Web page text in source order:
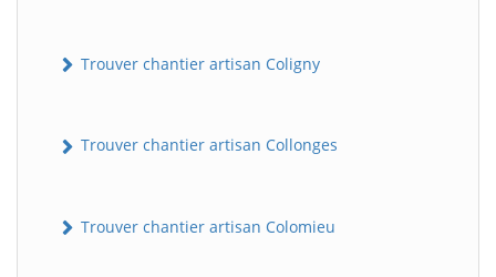
Trouver chantier artisan Coligny
Trouver chantier artisan Collonges
Trouver chantier artisan Colomieu